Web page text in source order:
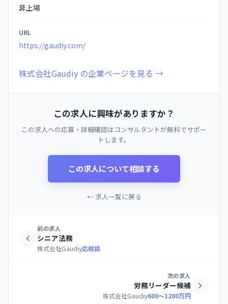
非上場
URL
https://gaudiy.com/
株式会社Gaudiy の企業ページを見る →
この求人に興味がありますか？
この求人への応募・詳細確認はコンサルタントが無料でサポー
トします。
この求人について相談する
← 求人一覧に戻る
前の求人
シニア法務
株式会社Gaudiy応相談
次の求人
労務リーダー候補
株式会社Gaudiy600〜1200万円